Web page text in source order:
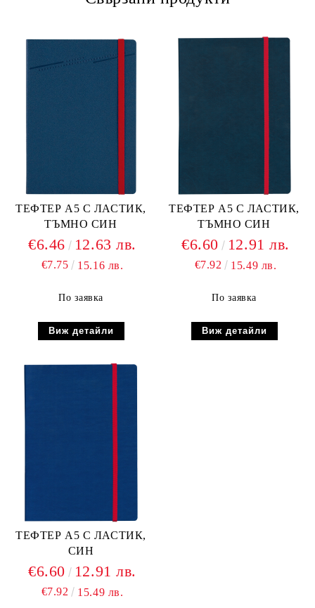
ТЕФТЕР А5 С ЛАСТИК,
ТЪМНО СИН
€6.46 12.63 лв.
€7.75 15.16 лв.
По заявка
Виж детайли
ТЕФТЕР А5 С ЛАСТИК,
ТЪМНО СИН
€6.60 12.91 лв.
€7.92 15.49 лв.
По заявка
Виж детайли
ТЕФТЕР А5 С ЛАСТИК,
СИН
€6.60 12.91 лв.
€7.92 15.49 лв.